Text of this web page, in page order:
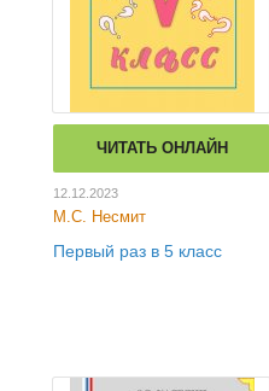
ЧИТАТЬ ОНЛАЙН
12.12.2023
М.С. Несмит
Первый раз в 5 класс